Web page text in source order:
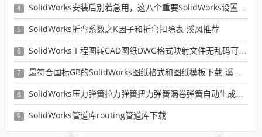
4 SolidWorks安装后别着急用，这八个重要SolidWorks设置可以提高你的画图效率
5 SolidWorks折弯系数之K因子和折弯扣除表-溪风推荐
6 SolidWorks工程图转CAD图纸DWG格式映射文件无乱码可分层-溪风亲测推荐
7 最符合国标GB的SolidWorks图纸格式和图纸模板下载-溪风专用版
8 SolidWorks压力弹簧拉力弹簧扭力弹簧涡卷弹簧自动生成宏程序下载
9 SolidWorks管道库routing管道库下载